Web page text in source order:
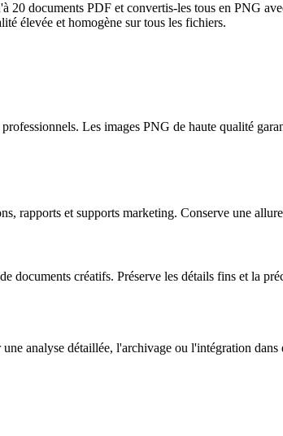
documents PDF et convertis-les tous en PNG
élevée et homogène sur tous les fichiers.
Les images PNG de haute qualité
rapports et supports marketing. Conserve une
documents créatifs. Préserve les détails fins et la
analyse détaillée, l'archivage ou l'intégration dans